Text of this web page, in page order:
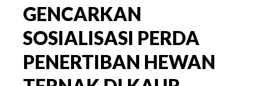
GENCARKAN
SOSIALISASI PERDA
PENERTIBAN HEWAN